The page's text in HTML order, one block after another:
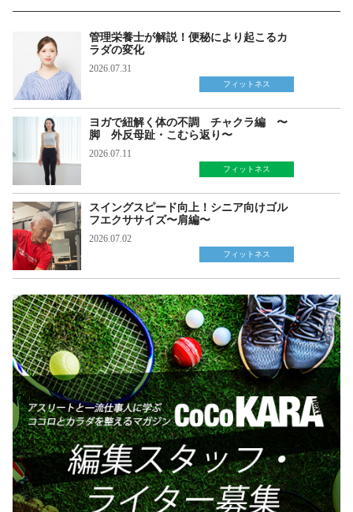
管理栄養士が解説！便秘により起こるカ
ラダの変化
2026.07.31
フィットネス
ヨガで紐解く体の不調 チャクラ編 〜
脚 外反母趾・こむら返り〜
2026.07.11
フィットネス
スイングスピード向上！シニア向けゴル
フエクササイズ〜肩編〜
2026.07.02
フィットネス